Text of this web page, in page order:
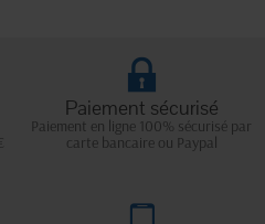
Paiement sécurisé
Paiement en ligne 100% sécurisé par
carte bancaire ou Paypal